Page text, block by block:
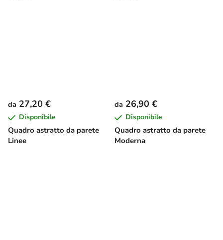
Quadro astratto da parete
Linee
da 27,20 €
Disponibile
Quadro astratto da parete
Moderna
da 26,90 €
Disponibile